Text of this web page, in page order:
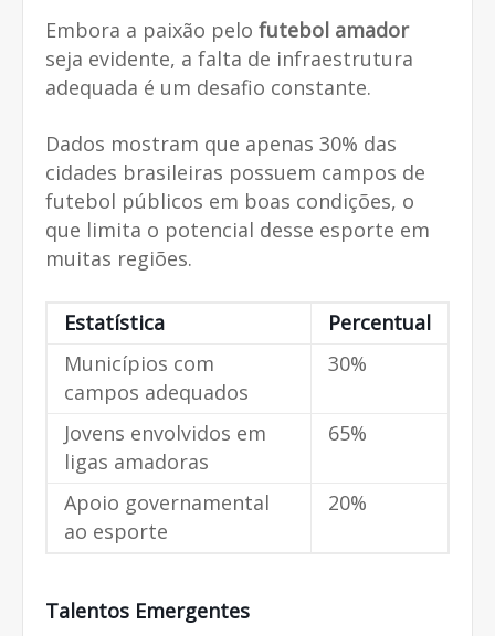
Embora a paixão pelo futebol amador
seja evidente, a falta de infraestrutura
adequada é um desafio constante.
Dados mostram que apenas 30% das
cidades brasileiras possuem campos de
futebol públicos em boas condições, o
que limita o potencial desse esporte em
muitas regiões.
Estatística
Percentual
Municípios com
campos adequados
30%
Jovens envolvidos em
ligas amadoras
65%
Apoio governamental
ao esporte
20%
Talentos Emergentes